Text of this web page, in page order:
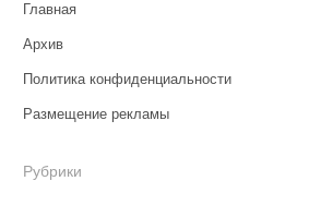
Главная
Архив
Политика конфиденциальности
Размещение рекламы
Рубрики